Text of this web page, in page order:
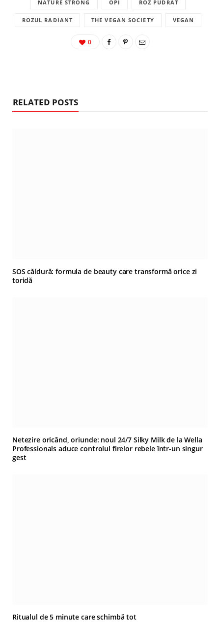
NATURE STRONG OPI ROZ PUDRAT
ROZUL RADIANT THE VEGAN SOCIETY VEGAN
0
RELATED POSTS
SOS căldură: formula de beauty care transformă orice zi
toridă
Netezire oricând, oriunde: noul 24/7 Silky Milk de la Wella
Professionals aduce controlul firelor rebele într-un singur
gest
Ritualul de 5 minute care schimbă tot